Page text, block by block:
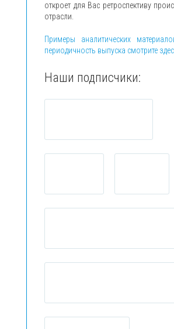
откроет для Вас ретроспективу
отрасли.
Примеры аналитических
периодичность выпуска смотрите
Наши подписчики: